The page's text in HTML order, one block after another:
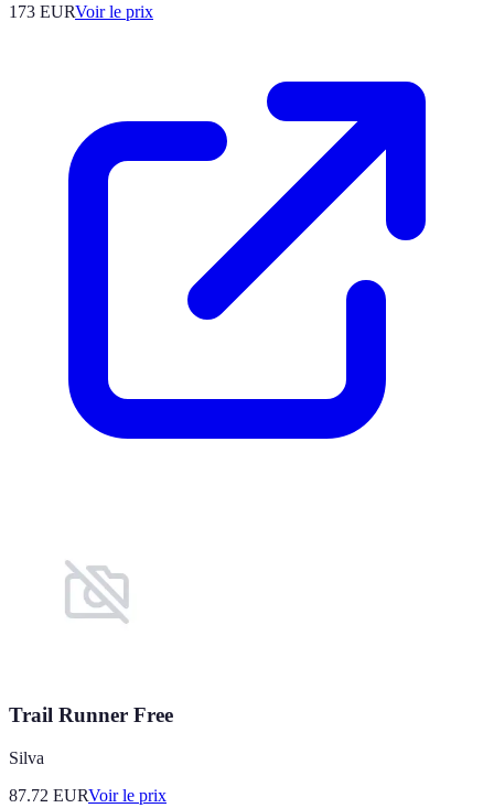
173 EURVoir le prix
Trail Runner Free
Silva
87.72 EURVoir le prix